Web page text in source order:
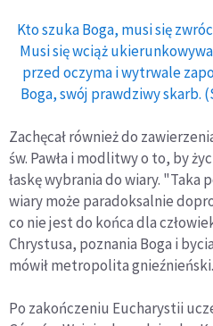
Kto szuka Boga, musi się
Musi się wciąż
przed oczyma i wytrwale
Boga, swój prawdziwy skarb.
Zachęcał również do
św. Pawła i modlitwy o to, by
łaskę wybrania do wiary. "Taka
wiary może paradoksalnie
co nie jest do końca dla
Chrystusa, poznania Boga i
mówił metropolita gnieźnieński.
Po zakończeniu Eucharystii